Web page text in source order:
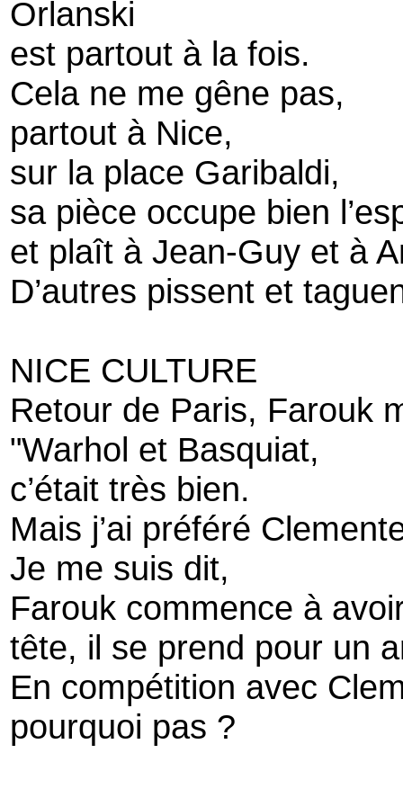
Orlanski
est partout à la fois.
Cela ne me gêne pas,
partout à Nice,
sur la place Garibaldi,
sa pièce occupe bien
et plaît à Jean-Guy et à
D’autres pissent et
NICE CULTURE
Retour de Paris, Farouk
"Warhol et Basquiat,
c’était très bien.
Mais j’ai préféré
Je me suis dit,
Farouk commence à
tête, il se prend pour un
En compétition avec
pourquoi pas ?